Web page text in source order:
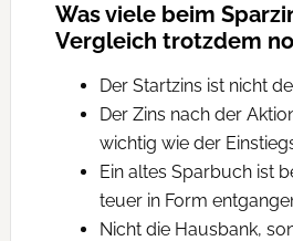
Was viele beim
Vergleich trotzdem
Der Startzins ist nicht
Der Zins nach der
wichtig wie der
Ein altes Sparbuch ist
teuer in Form
Nicht die Hausbank,